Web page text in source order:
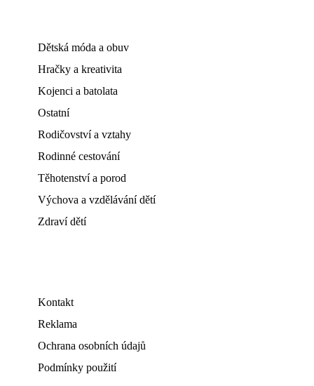
Dětská móda a obuv
Hračky a kreativita
Kojenci a batolata
Ostatní
Rodičovství a vztahy
Rodinné cestování
Těhotenství a porod
Výchova a vzdělávání dětí
Zdraví dětí
Kontakt
Reklama
Ochrana osobních údajů
Podmínky použití